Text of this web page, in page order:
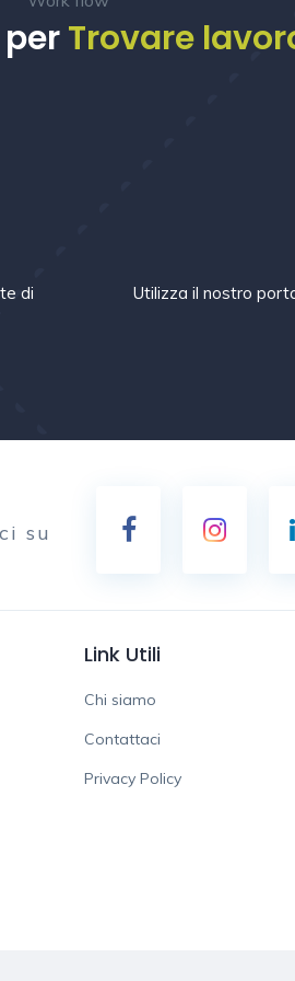
Trovare
di
Utilizza il nostro
su
Link Utili
Chi siamo
Contattaci
Privacy Policy